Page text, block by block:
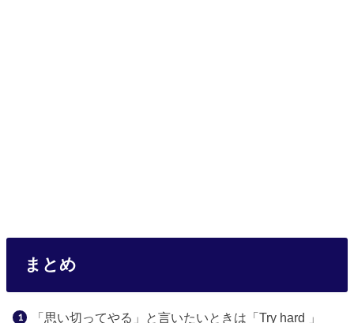
まとめ
「思い切ってやる」と言いたいときは「Try hard 」